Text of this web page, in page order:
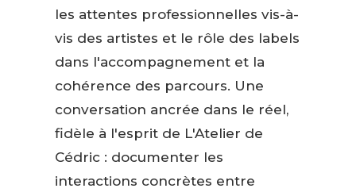
les attentes professionnelles vis-à-
vis des artistes et le rôle des labels
dans l'accompagnement et la
cohérence des parcours. Une
conversation ancrée dans le réel,
fidèle à l'esprit de L'Atelier de
Cédric : documenter les
interactions concrètes entre